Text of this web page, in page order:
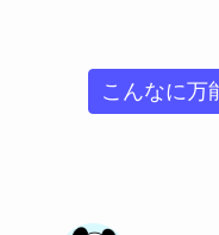
こんなに万